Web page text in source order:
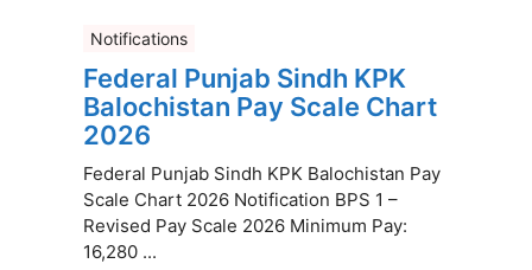
Notifications
Federal Punjab Sindh KPK
Balochistan Pay Scale Chart
2026
Federal Punjab Sindh KPK Balochistan Pay
Scale Chart 2026 Notification BPS 1 –
Revised Pay Scale 2026 Minimum Pay:
16,280 ...